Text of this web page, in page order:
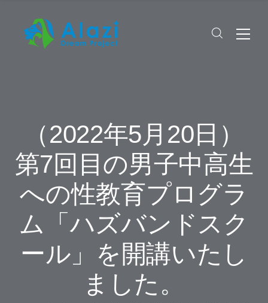
（2022年5月20日）
第7回目の男子中高生
への性教育プログラ
ム「ハズバンドスク
ール」を開講いたし
ました。